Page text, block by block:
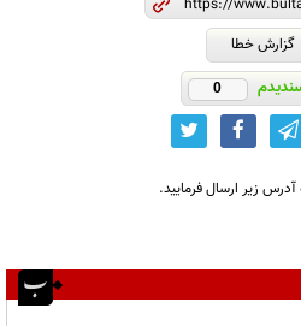
گزارش خطا
0
زیر ارسال فرمایید.